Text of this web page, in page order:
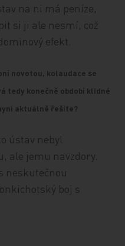
na ni má peníze,
si ji ale nesmí, což
efekt.
novotou, kolaudace se
tedy konečně období klidné
aktuálně řešíte?
ústav nebyl
ale jemu navzdory.
neskutečnou
boj s